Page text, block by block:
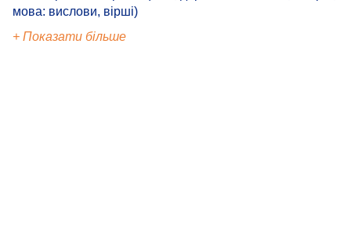
мова: вислови, вірші)
+ Показати більше